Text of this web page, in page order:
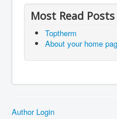
Most Read Posts
Toptherm
About your home
Author Login